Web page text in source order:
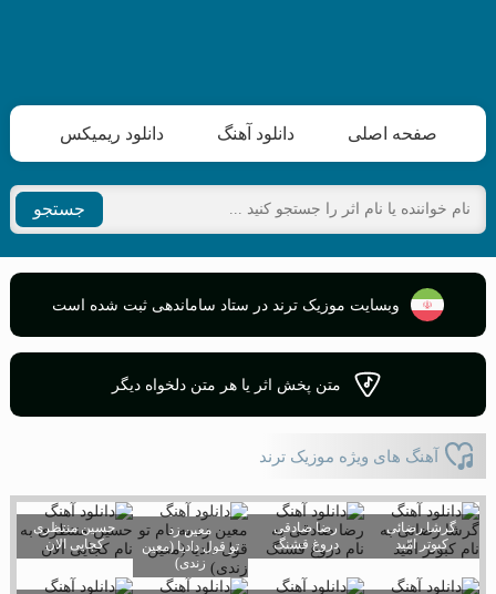
صفحه اصلی دانلود آهنگ دانلود ریمیکس
جستجو
وبسایت موزیک ترند در ستاد ساماندهی ثبت شده است
متن پخش اثر یا هر متن دلخواه دیگر
آهنگ های ویژه موزیک ترند
گرشا رضائی
کبوتر امّید
رضا صادقی
دروغ قشنگ
معین زد
تو قول دادیا (معین
زندی)
حسین منتظری
کجایی الان